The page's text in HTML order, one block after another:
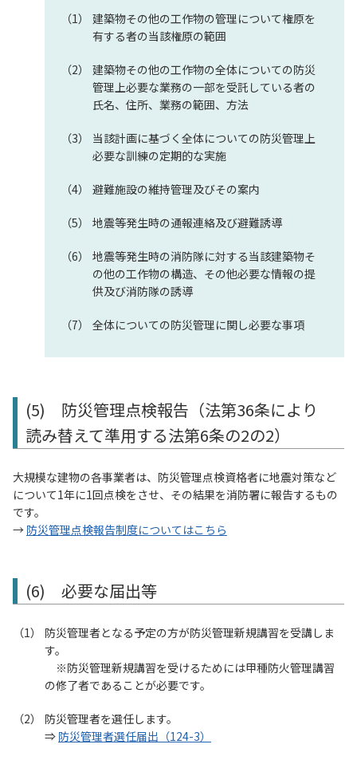
建築物その他の工作物の管理について権原を
有する者の当該権原の範囲
建築物その他の工作物の全体についての防災
管理上必要な業務の一部を受託している者の
氏名、住所、業務の範囲、方法
当該計画に基づく全体についての防災管理上
必要な訓練の定期的な実施
避難施設の維持管理及びその案内
地震等発生時の通報連絡及び避難誘導
地震等発生時の消防隊に対する当該建築物そ
の他の工作物の構造、その他必要な情報の提
供及び消防隊の誘導
全体についての防災管理に関し必要な事項
(5) 防災管理点検報告（法第36条により
読み替えて準用する法第6条の2の2）
大規模な建物の各事業者は、防災管理点検資格者に地震対策など
について1年に1回点検をさせ、その結果を消防署に報告するもの
です。
→ 防災管理点検報告制度についてはこちら
(6) 必要な届出等
防災管理者となる予定の方が防災管理新規講習を受講しま
す。
防災管理新規講習を受けるためには甲種防火管理講習
の修了者であることが必要です。
防災管理者を選任します。
⇒ 防災管理者選任届出（124-3）